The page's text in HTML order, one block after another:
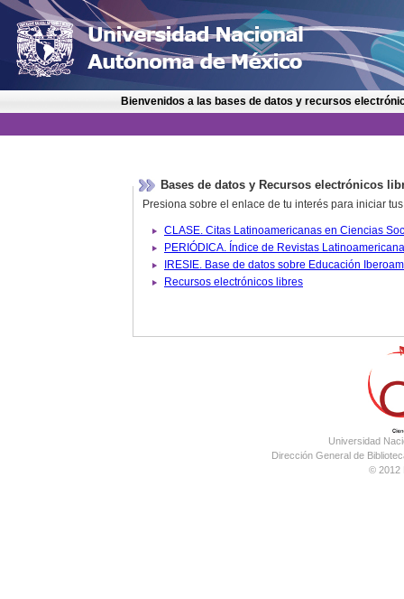
Bienvenidos a las bases de datos y recursos
Bases de datos y Recursos electrónicos
Presiona sobre el enlace de tu interés para iniciar
IRESIE. Base de datos
Recursos electrónicos libres
Universidad
Dirección General de
© 2012